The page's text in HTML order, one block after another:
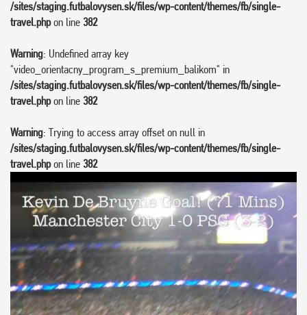
/sites/staging.futbalovysen.sk/files/wp-content/themes/fb/single-
travel.phpon line 382
Warning: Undefined array key
"video_orientacny_program_s_premium_balikom" in
/sites/staging.futbalovysen.sk/files/wp-content/themes/fb/single-
travel.phpon line 382
Warning: Trying to access array offset on null in
/sites/staging.futbalovysen.sk/files/wp-content/themes/fb/single-
travel.phpon line 382